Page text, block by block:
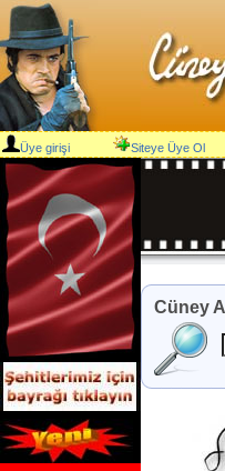
Üye girişi Siteye Üye Ol
Cüney